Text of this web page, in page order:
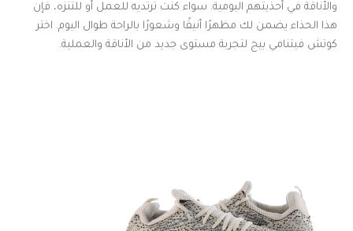
والأناقة في أحذيتهم اليومية. سواء كنت ترتديه للعمل أو للتنزه، فإن
هذا الحذاء يضمن لك مظهرًا أنيقًا وشعورًا بالراحة طوال اليوم. اختر
كوتش فيتنامي بيج لتجربة مستوى جديد من الأناقة والعملية.